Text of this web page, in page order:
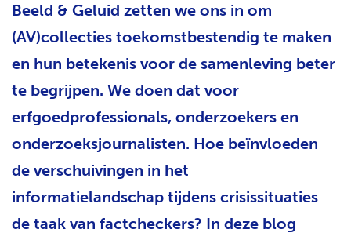
Beeld & Geluid zetten we ons in om
(AV)collecties toekomstbestendig te maken
en hun betekenis voor de samenleving beter
te begrijpen. We doen dat voor
erfgoedprofessionals, onderzoekers en
onderzoeksjournalisten. Hoe beïnvloeden
de verschuivingen in het
informatielandschap tijdens crisissituaties
de taak van factcheckers? In deze blog